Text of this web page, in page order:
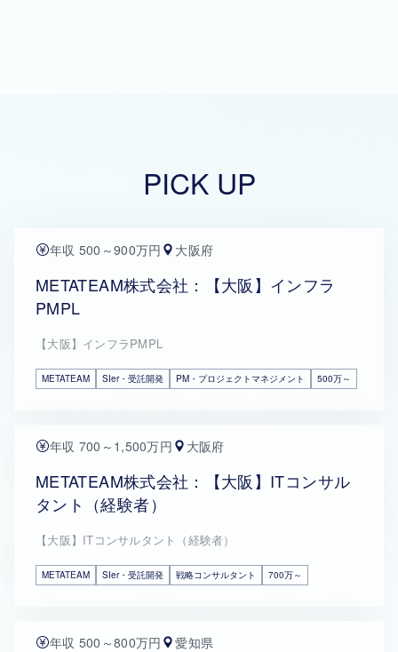
PICK UP
年収 500～900万円 大阪府
METATEAM株式会社：【大阪】インフラ
PMPL
【大阪】インフラPMPL
METATEAM SIer・受託開発 PM・プロジェクトマネジメント 500万～
年収 700～1,500万円 大阪府
METATEAM株式会社：【大阪】ITコンサル
タント（経験者）
【大阪】ITコンサルタント（経験者）
METATEAM SIer・受託開発 戦略コンサルタント 700万～
年収 500～800万円 愛知県